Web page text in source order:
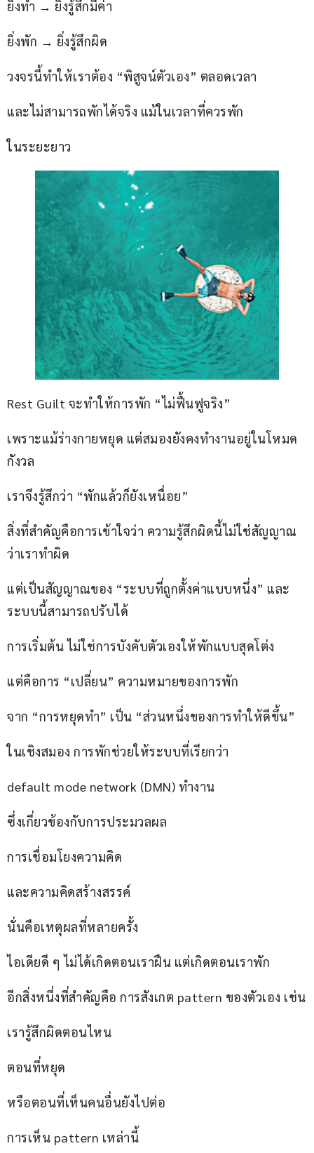
ยิ่งทำ → ยิ่งรู้สึกมีค่า
ยิ่งพัก → ยิ่งรู้สึกผิด
วงจรนี้ทำให้เราต้อง “พิสูจน์ตัวเอง” ตลอดเวลา
และไม่สามารถพักได้จริง แม้ในเวลาที่ควรพัก
ในระยะยาว
Rest Guilt จะทำให้การพัก “ไม่ฟื้นฟูจริง”
เพราะแม้ร่างกายหยุด แต่สมองยังคงทำงานอยู่ในโหมด
กังวล
เราจึงรู้สึกว่า “พักแล้วก็ยังเหนื่อย”
สิ่งที่สำคัญคือการเข้าใจว่า ความรู้สึกผิดนี้ไม่ใช่สัญญาณ
ว่าเราทำผิด
แต่เป็นสัญญาณของ “ระบบที่ถูกตั้งค่าแบบหนึ่ง” และ
ระบบนี้สามารถปรับได้
การเริ่มต้น ไม่ใช่การบังคับตัวเองให้พักแบบสุดโต่ง
แต่คือการ “เปลี่ยน” ความหมายของการพัก
จาก “การหยุดทำ” เป็น “ส่วนหนึ่งของการทำให้ดีขึ้น”
ในเชิงสมอง การพักช่วยให้ระบบที่เรียกว่า
default mode network (DMN) ทำงาน
ซึ่งเกี่ยวข้องกับการประมวลผล
การเชื่อมโยงความคิด
และความคิดสร้างสรรค์
นั่นคือเหตุผลที่หลายครั้ง
ไอเดียดี ๆ ไม่ได้เกิดตอนเราฝืน แต่เกิดตอนเราพัก
อีกสิ่งหนึ่งที่สำคัญคือ การสังเกต pattern ของตัวเอง เช่น
เรารู้สึกผิดตอนไหน
ตอนที่หยุด
หรือตอนที่เห็นคนอื่นยังไปต่อ
การเห็น pattern เหล่านี้